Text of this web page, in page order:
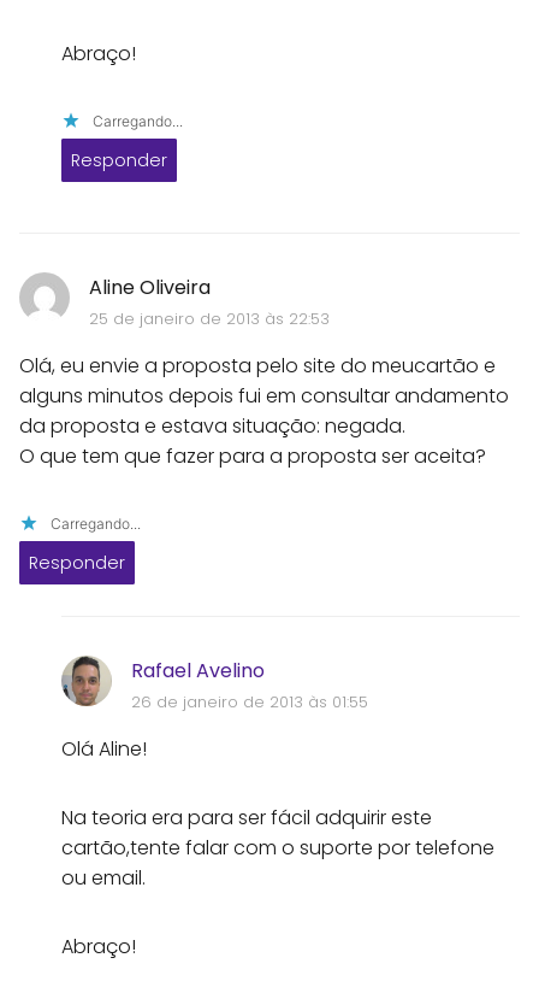
Abraço!
Carregando...
Responder
Aline Oliveira
25 de janeiro de 2013 às 22:53
Olá, eu envie a proposta pelo site do meucartão e
alguns minutos depois fui em consultar andamento
da proposta e estava situação: negada.
O que tem que fazer para a proposta ser aceita?
Carregando...
Responder
Rafael Avelino
26 de janeiro de 2013 às 01:55
Olá Aline!
Na teoria era para ser fácil adquirir este
cartão,tente falar com o suporte por telefone
ou email.
Abraço!